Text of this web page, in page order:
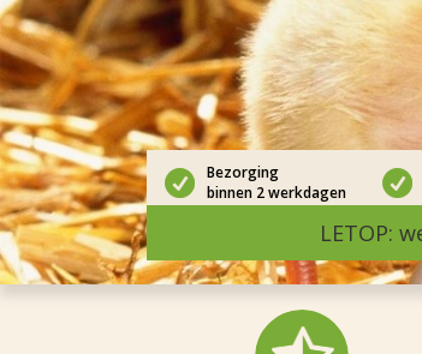
Bezorging
binnen 2 werkdagen
LETOP: